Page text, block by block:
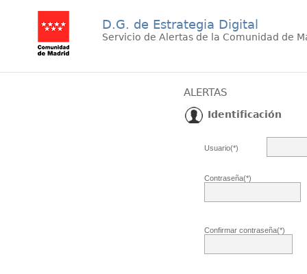
D.G. de Estrategia Digital
Servicio de Alertas de la Comunidad de
ALERTAS
Identificación
Usuario(*)
Contraseña(*)
Confirmar contraseña(*)